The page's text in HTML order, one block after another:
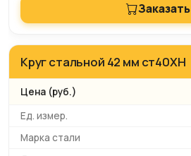
Заказать
Круг стальной 42 мм ст40ХН